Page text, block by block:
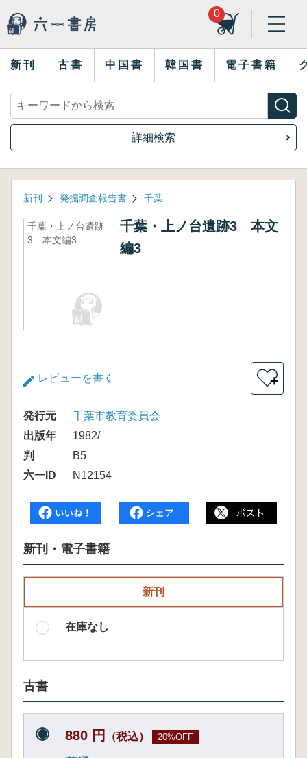
0
新刊 古書 中国書 韓国書 電子書籍
詳細検索
新刊 発掘調査報告書 千葉
千葉・上ノ台遺跡
3 本文編3
千葉・上ノ台遺跡3 本文
編3
レビューを書く ＋
発行元
千葉市教育委員会
出版年
1982/
判
B5
六一ID
N12154
新刊・電子書籍
新刊
在庫なし
古書
880 円 （税込） 20%OFF